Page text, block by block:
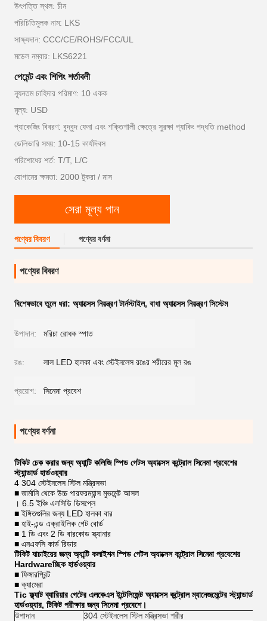
উৎপত্তি স্থল: চীন
পরিচিতিমুলক নাম: LKS
সাক্ষ্যদান: CCC/CE/ROHS/FCC/UL
মডেল নম্বার: LKS6221
পেমেন্ট এবং শিপিং শর্তাবলী
ন্যূনতম চাহিদার পরিমাণ: 10 একক
মূল্য: USD
প্যাকেজিং বিবরণ: বুদ্বুদ ফেনা এবং শক্তিশালী ক্ষেত্রে সুরক্ষা প্যাকিং পদ্ধতি method
ডেলিভারি সময়: 10-15 কার্যদিবস
পরিশোধের শর্ত: T/T, L/C
যোগানের ক্ষমতা: 2000 টুকরা / মাস
সেরা মূল্য পান
পণ্যের বিবরণ পণ্যের বর্ণনা
পণ্যের বিবরণ
বিশেষভাবে তুলে ধরা: অ্যাক্সেস নিয়ন্ত্রণ টার্নস্টাইল, বাধা অ্যাক্সেস নিয়ন্ত্রণ সিস্টেম
উপাদান: মরিচা রোধক স্পাত
রঙ: লাল LED হালকা এবং স্টেইনলেস রঙের শরীরের মূল রঙ
প্রয়োগ: সিনেমা প্রবেশ
পণ্যের বর্ণনা
টিকিট চেক করার জন্য অ্যান্টি কলিজি স্পিড গেটস অ্যাক্সেস কন্ট্রোল সিনেমা প্রবেশের
স্ট্যান্ডার্ড হার্ডওয়্যার
4 304 স্টেইনলেস স্টিল মন্ত্রিসভা
■ জার্মানি থেকে উচ্চ পারফরম্যান্স মুভমেন্ট আসল
। 6.5 ইঞ্চি এলসিডি ডিসপ্লে
■ ইঙ্গিতগুলির জন্য LED হালকা বার
■ হাই-এন্ড এক্রাইলিক গেট বোর্ড
■ 1 ডি এবং 2 ডি বারকোড স্ক্যানার
■ এনএফসি কার্ড রিডার
টিকিট যাচাইয়ের জন্য অ্যান্টি কলাইশন স্পিড গেটস অ্যাক্সেস কন্ট্রোল সিনেমা প্রবেশের
Hardwareচ্ছিক হার্ডওয়্যার
■ ফিঙ্গারপ্রিন্ট
■ ক্যামেরা
Tic ফ্ল্যাট ব্যারিয়ার গেটের এলকেএস ইন্টেলিজেন্ট অ্যাক্সেস কন্ট্রোল ম্যানেজমেন্টের স্ট্যান্ডার্ড
হার্ডওয়্যার, টিকিট পরীক্ষার জন্য সিনেমা প্রবেশে।
উপাদান
304 স্টেইনলেস স্টিল মন্ত্রিসভা শরীর